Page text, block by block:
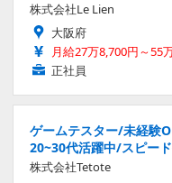
株式会社Le Lien
大阪府
月給27万8,700円～55
正社員
ゲームテスター/未経験
20~30代活躍中/スピー
株式会社Tetote